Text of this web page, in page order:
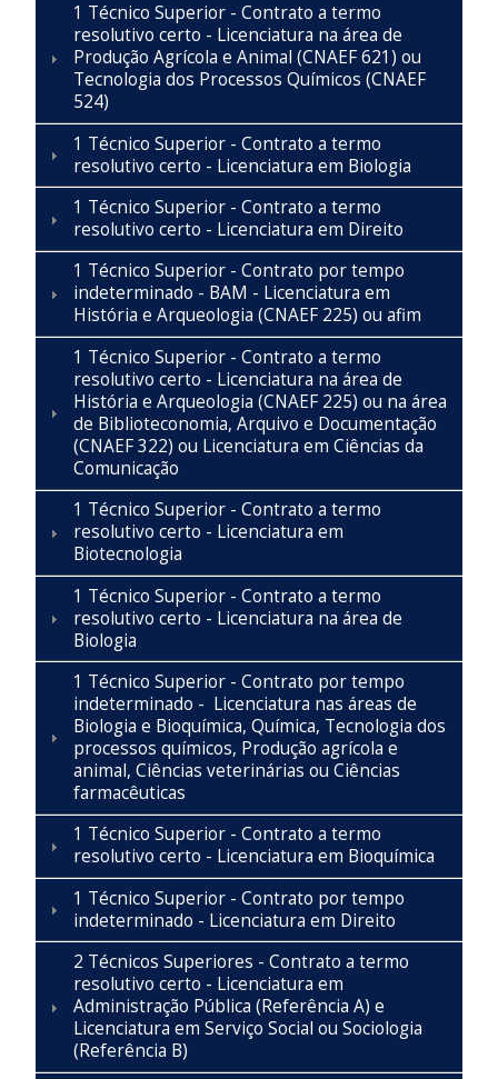
1 Técnico Superior - Contrato a termo
resolutivo certo - Licenciatura na área de
Produção Agrícola e Animal (CNAEF 621) ou
Tecnologia dos Processos Químicos (CNAEF
524)
1 Técnico Superior - Contrato a termo
resolutivo certo - Licenciatura em Biologia
1 Técnico Superior - Contrato a termo
resolutivo certo - Licenciatura em Direito
1 Técnico Superior - Contrato por tempo
indeterminado - BAM - Licenciatura em
História e Arqueologia (CNAEF 225) ou afim
1 Técnico Superior - Contrato a termo
resolutivo certo - Licenciatura na área de
História e Arqueologia (CNAEF 225) ou na área
de Biblioteconomia, Arquivo e Documentação
(CNAEF 322) ou Licenciatura em Ciências da
Comunicação
1 Técnico Superior - Contrato a termo
resolutivo certo - Licenciatura em
Biotecnologia
1 Técnico Superior - Contrato a termo
resolutivo certo - Licenciatura na área de
Biologia
1 Técnico Superior - Contrato por tempo
indeterminado - Licenciatura nas áreas de
Biologia e Bioquímica, Química, Tecnologia dos
processos químicos, Produção agrícola e
animal, Ciências veterinárias ou Ciências
farmacêuticas
1 Técnico Superior - Contrato a termo
resolutivo certo - Licenciatura em Bioquímica
1 Técnico Superior - Contrato por tempo
indeterminado - Licenciatura em Direito
2 Técnicos Superiores - Contrato a termo
resolutivo certo - Licenciatura em
Administração Pública (Referência A) e
Licenciatura em Serviço Social ou Sociologia
(Referência B)